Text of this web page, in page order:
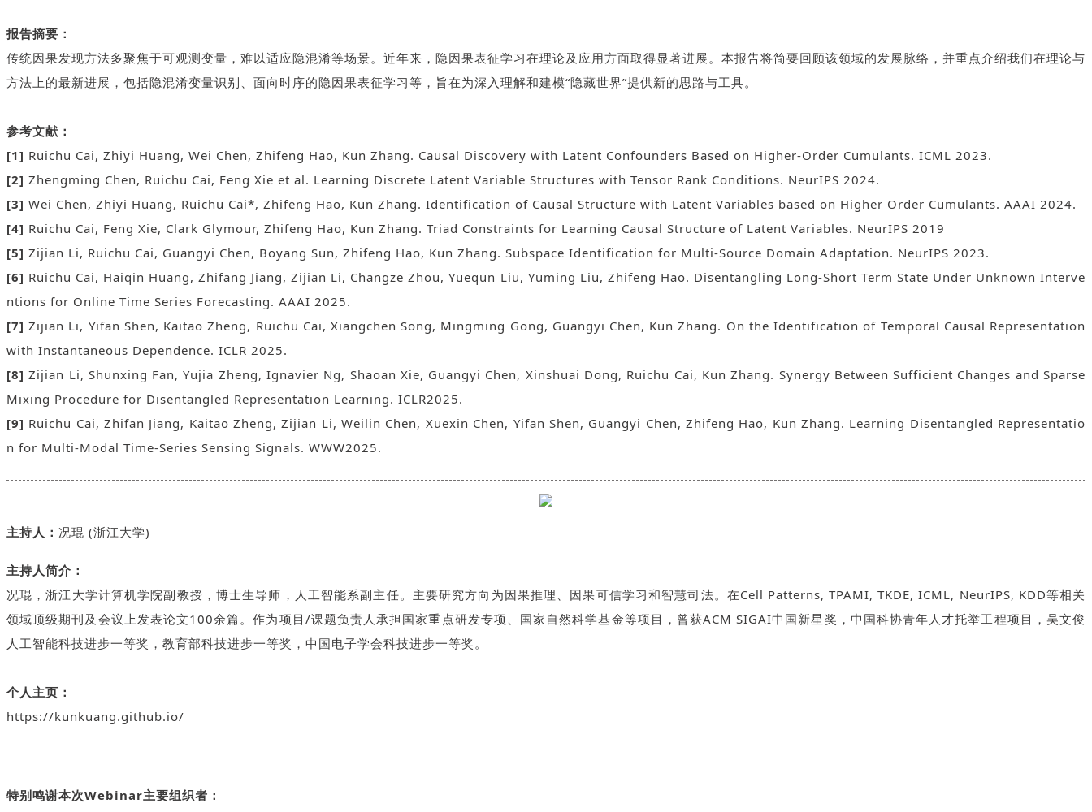
报告摘要：
传统因果发现方法多聚焦于可观测变量，难以适应隐混淆等场景。近年来，隐因果表征学习在理论及应用方面取得显著进展。本报告将简要回顾该领域的发展脉络，并重点介绍我们在理论与
方法上的最新进展，包括隐混淆变量识别、面向时序的隐因果表征学习等，旨在为深入理解和建模“隐藏世界”提供新的思路与工具。
参考文献：
[1] Ruichu Cai, Zhiyi Huang, Wei Chen, Zhifeng Hao, Kun Zhang. Causal Discovery with Latent Confounders Based on Higher-Order Cumulants. ICML 2023.
[2] Zhengming Chen, Ruichu Cai, Feng Xie et al. Learning Discrete Latent Variable Structures with Tensor Rank Conditions. NeurIPS 2024.
[3] Wei Chen, Zhiyi Huang, Ruichu Cai*, Zhifeng Hao, Kun Zhang. Identification of Causal Structure with Latent Variables based on Higher Order Cumulants. AAAI 2024.
[4] Ruichu Cai, Feng Xie, Clark Glymour, Zhifeng Hao, Kun Zhang. Triad Constraints for Learning Causal Structure of Latent Variables. NeurIPS 2019
[5] Zijian Li, Ruichu Cai, Guangyi Chen, Boyang Sun, Zhifeng Hao, Kun Zhang. Subspace Identification for Multi-Source Domain Adaptation. NeurIPS 2023.
[6] Ruichu Cai, Haiqin Huang, Zhifang Jiang, Zijian Li, Changze Zhou, Yuequn Liu, Yuming Liu, Zhifeng Hao. Disentangling Long-Short Term State Under Unknown Interve
ntions for Online Time Series Forecasting. AAAI 2025.
[7]Zijian Li, Yifan Shen, Kaitao Zheng, Ruichu Cai, Xiangchen Song, Mingming Gong, Guangyi Chen, Kun Zhang. On the Identification of Temporal Causal Representation
with Instantaneous Dependence. ICLR 2025.
[8] Zijian Li, Shunxing Fan, Yujia Zheng, Ignavier Ng, Shaoan Xie, Guangyi Chen, Xinshuai Dong, Ruichu Cai, Kun Zhang. Synergy Between Sufficient Changes and Sparse
Mixing Procedure for Disentangled Representation Learning. ICLR2025.
[9] Ruichu Cai, Zhifan Jiang, Kaitao Zheng, Zijian Li, Weilin Chen, Xuexin Chen, Yifan Shen, Guangyi Chen, Zhifeng Hao, Kun Zhang. Learning Disentangled Representatio
n for Multi-Modal Time-Series Sensing Signals. WWW2025.
主持人： 况琨 (浙江大学)
主持人简介：
况琨，浙江大学计算机学院副教授，博士生导师，人工智能系副主任。主要研究方向为因果推理、因果可信学习和智慧司法。在Cell Patterns, TPAMI, TKDE, ICML, NeurIPS, KDD等相关
领域顶级期刊及会议上发表论文100余篇。作为项目/课题负责人承担国家重点研发专项、国家自然科学基金等项目，曾获ACM SIGAI中国新星奖，中国科协青年人才托举工程项目，吴文俊
人工智能科技进步一等奖，教育部科技进步一等奖，中国电子学会科技进步一等奖。
个人主页：
https://kunkuang.github.io/
特别鸣谢本次Webinar主要组织者：